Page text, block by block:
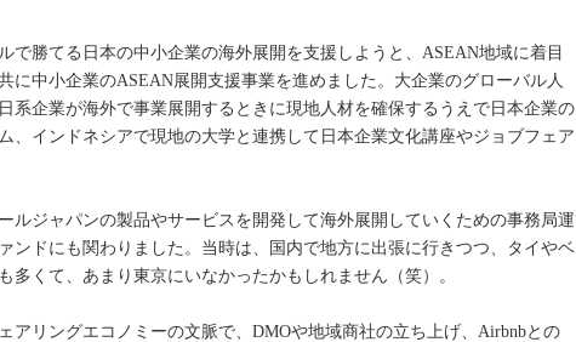
で勝てる日本の中小企業の海外展開を支援しようと、ASEAN地域に着目
に中小企業のASEAN展開支援事業を進めました。大企業のグローバル人
系企業が海外で事業展開するときに現地人材を確保するうえで日本企業の
、インドネシアで現地の大学と連携して日本企業文化講座やジョブフェア
ルジャパンの製品やサービスを開発して海外展開していくための事務局運
ンドにも関わりました。当時は、国内で地方に出張に行きつつ、タイやベ
多くて、あまり東京にいなかったかもしれません（笑）。
アリングエコノミーの文脈で、DMOや地域商社の立ち上げ、Airbnbとの